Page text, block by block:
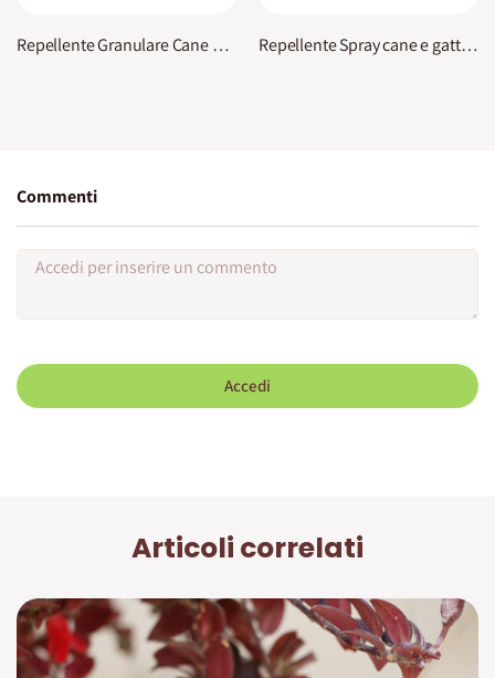
Repellente Granulare Cane e Gatto Vithal Repellente Spray cane e gatto Vithal
Commenti
Accedi
Articoli correlati